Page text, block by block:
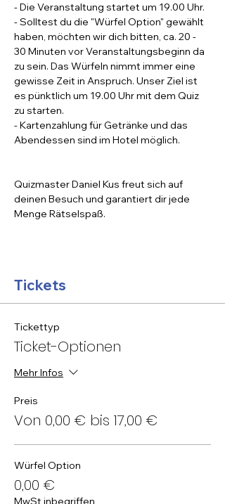
- Die Veranstaltung startet um 19.00 Uhr.
- Solltest du die "Würfel Option" gewählt
haben, möchten wir dich bitten, ca. 20 -
30 Minuten vor Veranstaltungsbeginn da
zu sein. Das Würfeln nimmt immer eine
gewisse Zeit in Anspruch. Unser Ziel ist
es pünktlich um 19.00 Uhr mit dem Quiz
zu starten.
- Kartenzahlung für Getränke und das
Abendessen sind im Hotel möglich.
Quizmaster Daniel Kus freut sich auf
deinen Besuch und garantiert dir jede
Menge Rätselspaß.
Tickets
Tickettyp
Ticket-Optionen
Mehr Infos
Preis
Von 0,00 € bis 17,00 €
Würfel Option
0,00 €
MwSt inbegriffen